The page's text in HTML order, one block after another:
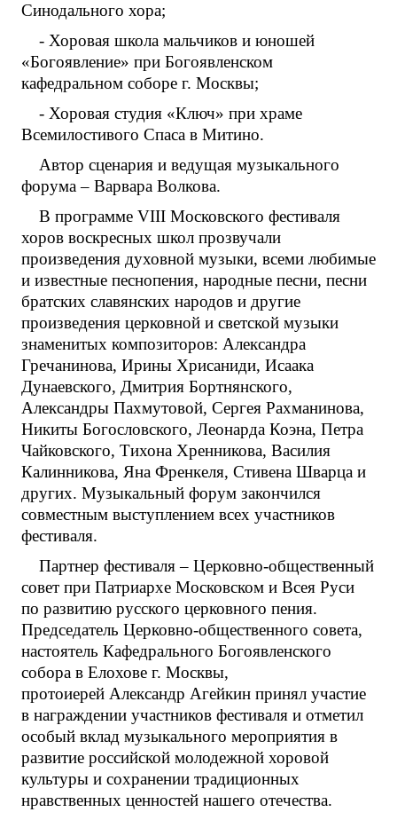
Синодального хора;
- Хоровая школа мальчиков и юношей
«Богоявление» при Богоявленском
кафедральном соборе г. Москвы;
- Хоровая студия «Ключ» при храме
Всемилостивого Спаса в Митино.
Автор сценария и ведущая музыкального
форума – Варвара Волкова.
В программе VIII Московского фестиваля
хоров воскресных школ прозвучали
произведения духовной музыки, всеми любимые
и известные песнопения, народные песни, песни
братских славянских народов и другие
произведения церковной и светской музыки
знаменитых композиторов: Александра
Гречанинова, Ирины Хрисаниди, Исаака
Дунаевского, Дмитрия Бортнянского,
Александры Пахмутовой, Сергея Рахманинова,
Никиты Богословского, Леонарда Коэна, Петра
Чайковского, Тихона Хренникова, Василия
Калинникова, Яна Френкеля, Стивена Шварца и
других. Музыкальный форум закончился
совместным выступлением всех участников
фестиваля.
Партнер фестиваля – Церковно-общественный
совет при Патриархе Московском и Всея Руси
по развитию русского церковного пения.
Председатель Церковно-общественного совета,
настоятель Кафедрального Богоявленского
собора в Елохове г. Москвы,
протоиерей Александр Агейкин принял участие
в награждении участников фестиваля и отметил
особый вклад музыкального мероприятия в
развитие российской молодежной хоровой
культуры и сохранении традиционных
нравственных ценностей нашего отечества.